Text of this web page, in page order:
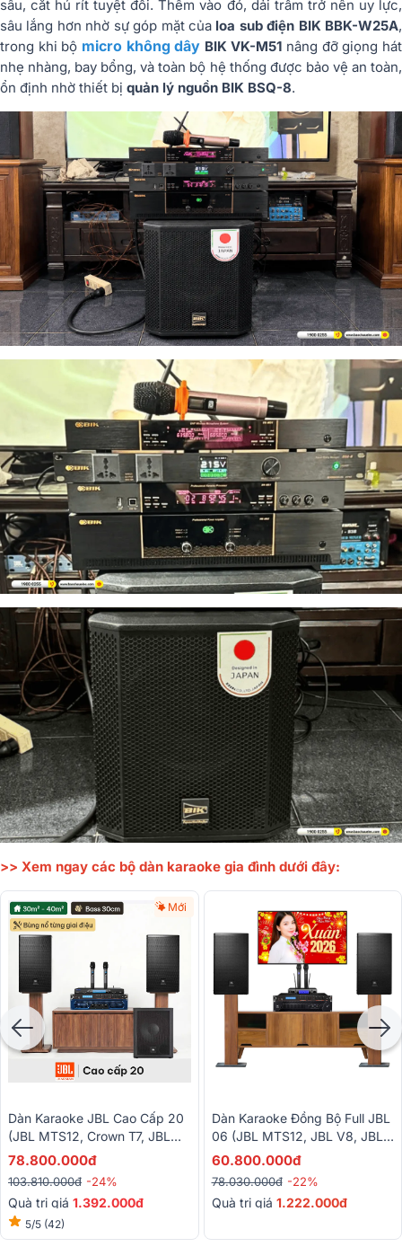
sâu, cắt hú rít tuyệt đối. Thêm vào đó, dải trầm trở nên uy lực,
sâu lắng hơn nhờ sự góp mặt của loa sub điện BIK BBK-W25A,
trong khi bộ micro không dây BIK VK-M51 nâng đỡ giọng hát
nhẹ nhàng, bay bổng, và toàn bộ hệ thống được bảo vệ an toàn,
ổn định nhờ thiết bị quản lý nguồn BIK BSQ-8.
>> Xem ngay các bộ dàn karaoke gia đình dưới đây:
Mới
Dàn Karaoke JBL Cao Cấp 20
(JBL MTS12, Crown T7, JBL
VX9, JBL IRX115S, Baiervires
78.800.000đ
103.810.000đ -24%
Quà trị giá 1.392.000đ
5/5 (42)
Dàn Karaoke Đồng Bộ Full JBL
06 (JBL MTS12, JBL V8, JBL
VX9, JBL VM300)
60.800.000đ
78.030.000đ -22%
Quà trị giá 1.222.000đ